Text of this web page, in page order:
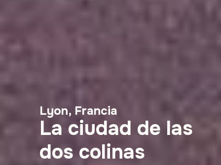
Lyon, Francia
La ciudad de las
dos colinas